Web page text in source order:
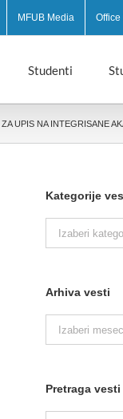
MFUB Media Office
Studenti
UPIS NA INTEGRISANE
Kategorije
vesti
Arhiva vesti
vesti
Pretraga vesti